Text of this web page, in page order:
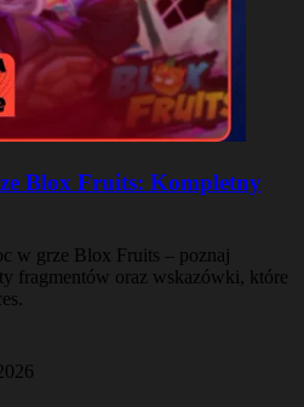
Blox Fruits: Kompletny
w grze Blox Fruits – poznaj
fragmentów oraz wskazówki, które